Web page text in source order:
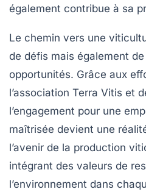
également contribue à sa
Le chemin vers une
de défis mais également
opportunités. Grâce aux
l’association Terra Vitis et
l’engagement pour une
maîtrisée devient une
l’avenir de la production
intégrant des valeurs de
l’environnement dans